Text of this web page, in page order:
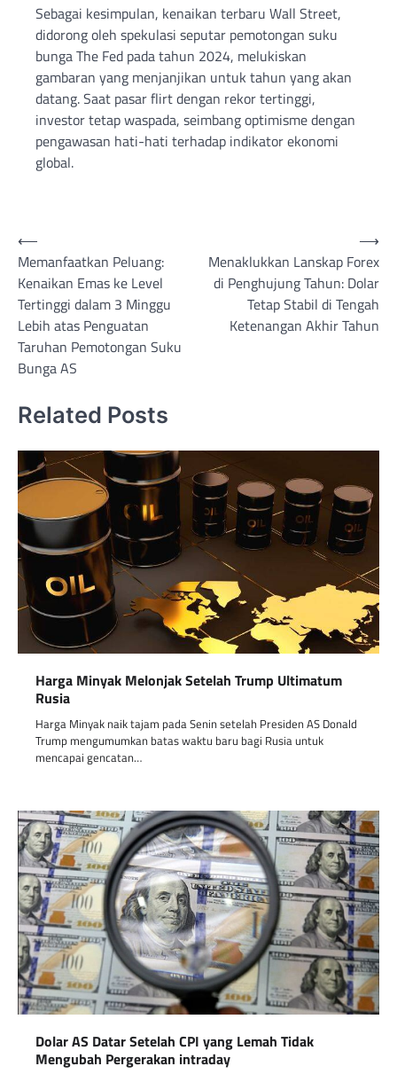
Sebagai kesimpulan, kenaikan terbaru Wall Street,
didorong oleh spekulasi seputar pemotongan suku
bunga The Fed pada tahun 2024, melukiskan
gambaran yang menjanjikan untuk tahun yang akan
datang. Saat pasar flirt dengan rekor tertinggi,
investor tetap waspada, seimbang optimisme dengan
pengawasan hati-hati terhadap indikator ekonomi
global.
Post
navigation
⟵
Memanfaatkan Peluang:
Kenaikan Emas ke Level
Tertinggi dalam 3 Minggu
Lebih atas Penguatan
Taruhan Pemotongan Suku
Bunga AS
Menaklukkan Lanskap Forex
di Penghujung Tahun: Dolar
Tetap Stabil di Tengah
Ketenangan Akhir Tahun
⟶
Related Posts
Harga Minyak Melonjak Setelah Trump Ultimatum
Rusia
Harga Minyak naik tajam pada Senin setelah Presiden AS Donald
Trump mengumumkan batas waktu baru bagi Rusia untuk
mencapai gencatan…
Dolar AS Datar Setelah CPI yang Lemah Tidak
Mengubah Pergerakan intraday